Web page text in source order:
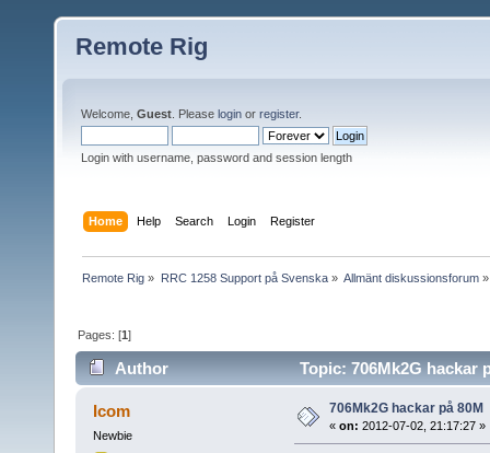
Remote Rig
Welcome, Guest . Please login or register.
Login with username, password and session length
Home Help Search Login Register
Remote Rig » RRC 1258 Support på Svenska» Allmänt diskussionsforum»
Pages: [1]
Author Topic: 706Mk2G hackar
Icom
Newbie
706Mk2G hackar på 80M
« on: 2012-07-02, 21:17:27 »